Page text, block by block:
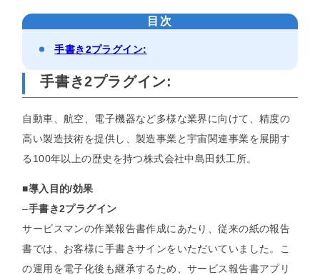
支援事例
セミナー
運用相談してみる
最適なサービスをご提案します
簡単
目次
手書き2プラグイン:
手書き2プラグイン:
自動車、航空、電子機器など多様な業界に向けて、精度の
高い製造技術を提供し、製造事業と宇宙関連事業を展開す
る100年以上の歴史を持つ株式会社中島田鉄工所。
■導入目的/効果
–手書き2プラグイン
サービスマンの作業報告書作成にあたり、従来の紙の報告
書では、お客様に手書きサインをいただいていました。こ
の運用を電子化後も継承するため、サービス報告書アプリ